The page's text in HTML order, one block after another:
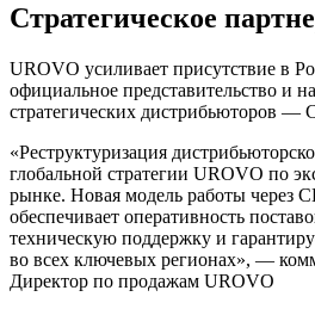
Стратегическое
UROVO усиливает присутствие в
официальное представительство и
стратегических дистрибьюторов
«Реструктуризация
глобальной стратегии UROVO по
рынке. Новая модель работы
обеспечивает оперативность
техническую поддержку и
во всех ключевых регионах», —
Директор по продажам UROVO